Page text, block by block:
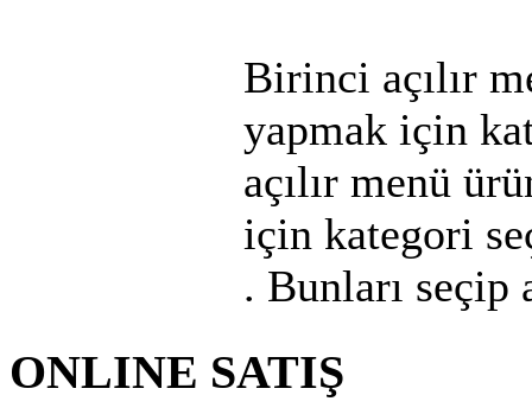
Birinci açılır
yapmak için
açılır menü
için kategori
. Bunları
ONLINE SATIŞ